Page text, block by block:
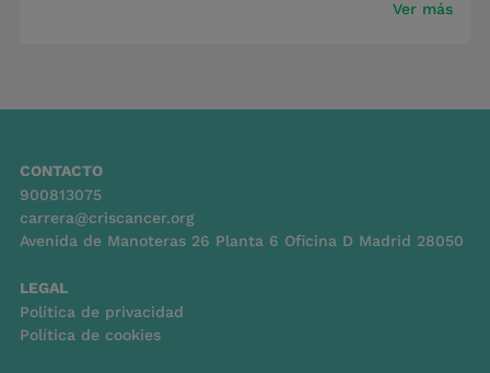
Ver más
CONTACTO
900813075
carrera@criscancer.org
Avenida de Manoteras 26 Planta 6 Oficina D Madrid 28050
LEGAL
Política de privacidad
Política de cookies